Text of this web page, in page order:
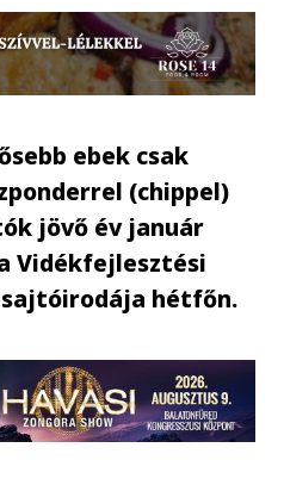
ebek csak
(chippel)
jövő év január
Vidékfejlesztési
hétfőn.